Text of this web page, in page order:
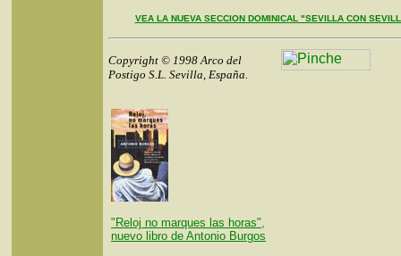
VEA LA NUEVA SECCION DOMINICAL "SEVILLA CON
Copyright © 1998 Arco del
Postigo S.L. Sevilla, España.
"Reloj no marques las horas",
nuevo libro de Antonio Burgos